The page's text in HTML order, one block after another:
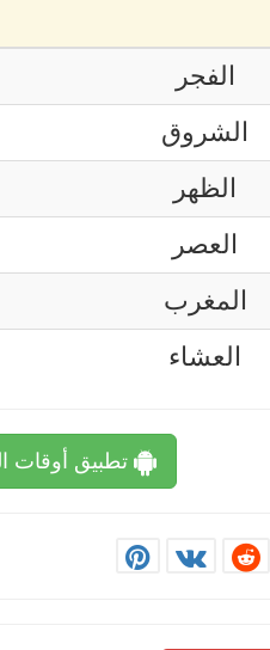
الفجر
الشروق
الظهر
العصر
المغرب
العشاء
تطبيق أوقات